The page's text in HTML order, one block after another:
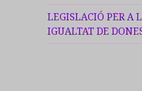
LEGISLACIÓ PER A
IGUALTAT DE